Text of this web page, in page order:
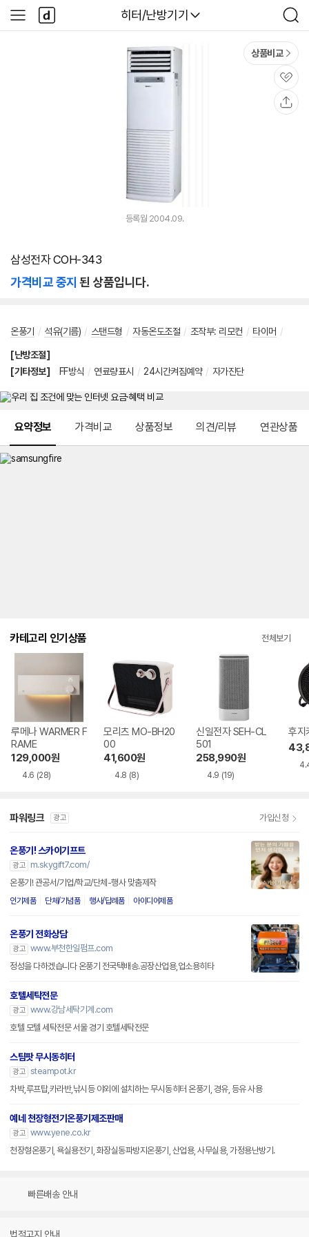
다나와
히터/난방기기
검
색
사
이
다
나
와
상품비교
관
심
등록월 2004.09.
삼성전자 COH-343
가격비교 중지 된 상품입니다.
온풍기 / 석유(기름) / 스탠드형 / 자동온도조절 / 조작부: 리모컨 / 타이머 /
[난방조절]
[기타정보]
FF방식 / 연료량표시 / 24시간켜짐예약 / 자가진단
요약정보 가격비교 상품정보 의견/리뷰 연관상품
카테고리 인기상품 전체보기
루메나 WARMER F
RAME
129,000원
4.6 (28)
모리츠 MO-BH20
00
41,600원
4.8 (8)
신일전자 SEH-CL
501
258,990원
4.9 (19)
후지
파워링크 광고 가입신청
온풍기! 스카이기프트
광고
m.skygift7.com/
온풍기! 관공서/기업/학교/단체-행사 맞춤제작
인기제품 단체/기념품 행사/답례품 아이디어제품
온풍기 전화상담
광고 www.부천한일펌프.com
정성을 다하겠습니다 온풍기 전국택배송.공장산업용,업소용히타
호텔세탁전문
광고 www.강남세탁기계.com
호텔 모텔 세탁전문 서울 경기 호텔세탁전문
스팀팟 무시동히터
광고 steampot.kr
차박,루프탑,카라반,낚시등 야외에 설치하는 무시동히터 온풍기, 경유, 등유 사용
예네 천장형전기온풍기제조판매
광고 www.yene.co.kr
천장형온풍기, 욕실용전기, 화장실동파방지온풍기, 산업용, 사무실용, 가정용난방기.
빠른배송 안내
법적고지 안내